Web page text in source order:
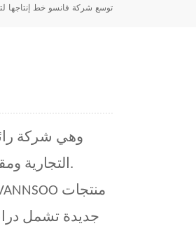
توسع شركة فانسو خط إنتاجها
التجارية ومقرها في يوياو بالصين، بتوسيع خط إنتاجها بحلول مطورة حديثًا للأماكن العامة.
جديدة تشمل